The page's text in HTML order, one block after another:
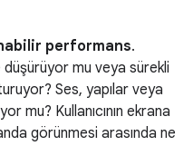
performans.
düşürüyor mu veya sürekli
Ses, yapılar veya
mu? Kullanıcının ekrana
görünmesi arasında ne